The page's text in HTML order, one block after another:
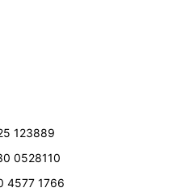
123889
0528110
4577 1766